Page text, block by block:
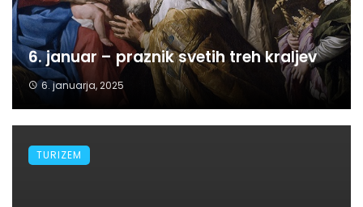
6. januar – praznik svetih treh kraljev
6. januarja, 2025
TURIZEM